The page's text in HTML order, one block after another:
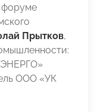
Прытков,
ООО «УК